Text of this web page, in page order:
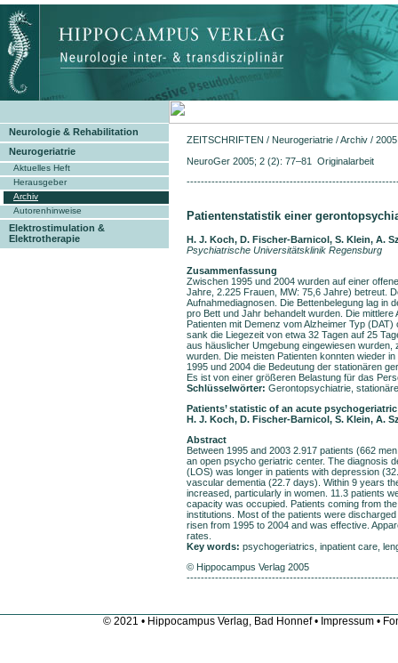
Neurologie & Rehabilitation
Neurogeriatrie
Aktuelles Heft
Herausgeber
Archiv
Autorenhinweise
Elektrostimulation &
Elektrotherapie
ZEITSCHRIFTEN / Neurogeriatrie /Archiv /
NeuroGer 2005; 2 (2): 77–81 Originalarbeit
Patientenstatistik einer
H. J. Koch, D. Fischer-Barnicol, S. Klein, A.
Psychiatrische Universitätsklinik Regensburg
Zusammenfassung
Zwischen 1995 und 2004 wurden auf einer
Jahre, 2.225 Frauen, MW: 75,6 Jahre) betreut.
Aufnahmediagnosen. Die Bettenbelegung lag in
pro Bett und Jahr behandelt wurden. Die
Patienten mit Demenz vom Alzheimer Typ
sank die Liegezeit von etwa 32 Tagen auf 25
aus häuslicher Umgebung eingewiesen wurden,
wurden. Die meisten Patienten konnten wieder
1995 und 2004 die Bedeutung der stationären
Es ist von einer größeren Belastung für das
Schlüsselwörter: Gerontopsychiatrie,
Patients’ statistic of an acute
H. J. Koch, D. Fischer-Barnicol, S. Klein, A.
Abstract
Between 1995 and 2003 2.917 patients (662
an open psycho geriatric center. The diagnosis
(LOS) was longer in patients with depression
vascular dementia (22.7 days). Within 9 years
increased, particularly in women. 11.3 patients
capacity was occupied. Patients coming from
institutions. Most of the patients were
risen from 1995 to 2004 and was effective.
rates.
Key words: psychogeriatrics, inpatient care,
© Hippocampus Verlag 2005
© 2021 • Hippocampus Verlag, Bad Honnef • Impressum •